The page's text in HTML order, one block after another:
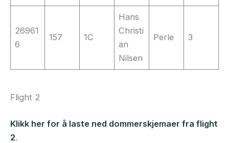
26961
6
157 1C
Hans
Christi
an
Nilsen
Perle 3
Flight 2
Klikk her for å laste ned dommerskjemaer fra flight
2.